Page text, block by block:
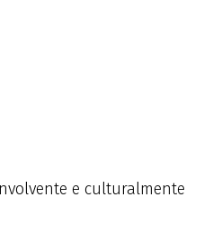
e culturalmente